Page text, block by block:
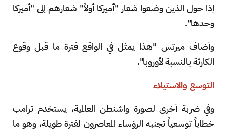
إذا حول الذين وضعوا شعار "أميركا أولاً" شعارهم إلى "أميركا
وحدها".
وأضاف ميرتس "هذا يمثل في الواقع فترة ما قبل وقوع
الكارثة بالنسبة لأوروبا".
التوسع والاستيلاء
وفي ضربة أخرى لصورة واشنطن العالمية، يستخدم ترامب
خطاباً توسعياً تجنبه الرؤساء المعاصرون لفترة طويلة، وهو ما